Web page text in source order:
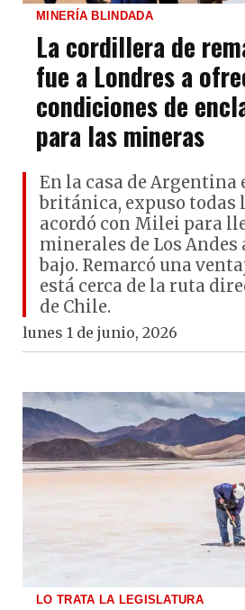
MINERÍA BLINDADA
La cordillera de
fue a Londres a
condiciones de
para las mineras
En la casa de Argentina
británica, expuso todas
acordó con Milei para
minerales de Los Andes
bajo. Remarcó una
está cerca de la ruta
de Chile.
lunes 1 de junio, 2026
LO TRATA LA LEGISLATURA